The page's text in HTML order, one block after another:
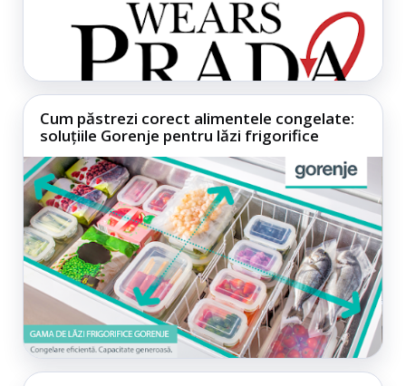
Cum păstrezi corect alimentele congelate:
soluțiile Gorenje pentru lăzi frigorifice